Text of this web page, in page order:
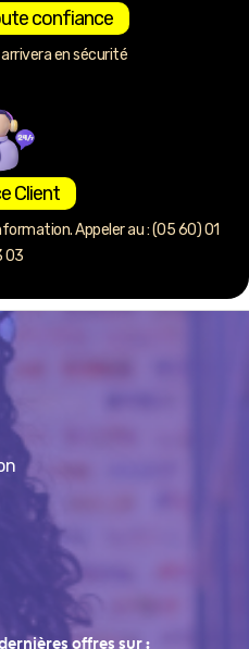
confiance
en sécurité
Client
Appeler au : (05 60) 01
03
offres sur :